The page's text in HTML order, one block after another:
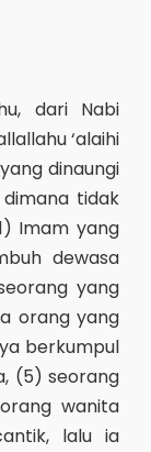
dari Nabi
‘alaihi
dinaungi
tidak
Imam yang
dewasa
yang
orang yang
berkumpul
(5) seorang
wanita
lalu ia